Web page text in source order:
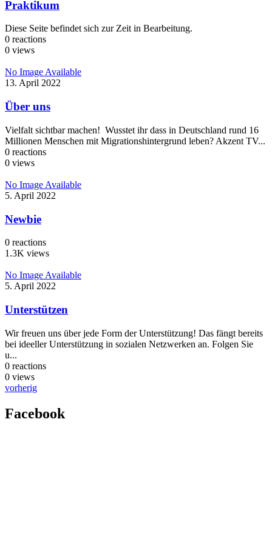
Praktikum
Diese Seite befindet sich zur Zeit in Bearbeitung.
0 reactions
0 views
No Image Available
13. April 2022
Über uns
Vielfalt sichtbar machen! Wusstet ihr dass in Deutschland rund 16
Millionen Menschen mit Migrationshintergrund leben? Akzent TV...
0 reactions
0 views
No Image Available
5. April 2022
Newbie
0 reactions
1.3K views
No Image Available
5. April 2022
Unterstützen
Wir freuen uns über jede Form der Unterstützung! Das fängt bereits
bei ideeller Unterstützung in sozialen Netzwerken an. Folgen Sie
u...
0 reactions
0 views
vorherig
Facebook